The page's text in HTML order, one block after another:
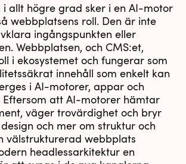
i allt högre grad sker i en AI-motor
webbplatsens roll. Den är inte
ingångspunkten eller
Webbplatsen, och CMS:et,
i ekosystemet och fungerar som
innehåll som enkelt kan
i AI-motorer, appar och
att AI-motorer hämtar
väger trovärdighet och bryr
och mer om struktur och
välstrukturerad webbplats
headlessarkitektur en